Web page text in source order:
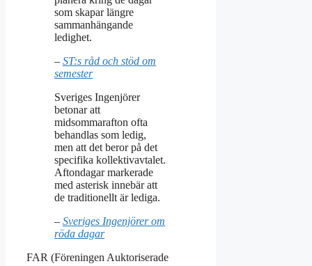
som skapar längre
sammanhängande
ledighet.
– ST:s råd och stöd om
semester
Sveriges Ingenjörer
betonar att
midsommarafton ofta
behandlas som ledig,
men att det beror på det
specifika kollektivavtalet.
Aftondagar markerade
med asterisk innebär att
de traditionellt är lediga.
– Sveriges Ingenjörer om
röda dagar
FAR (Föreningen Auktoriserade